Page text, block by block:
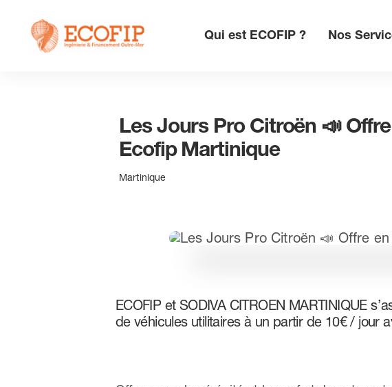
content
Qui est ECOFIP ? Nos
Les Jours Pro Citroën 📣
Ecofip Martinique
Martinique
ECOFIP et SODIVA CITROEN MARTINIQUE
de véhicules utilitaires à un partir de 10€ / jour